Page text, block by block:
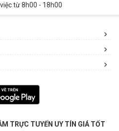
từ 8h00 - 18h00
TRỰC TUYẾN UY TÍN GIÁ TỐT